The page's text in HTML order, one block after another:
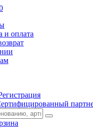
и оплата